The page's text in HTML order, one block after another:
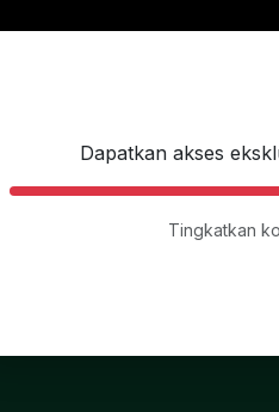
Dapatkan akses
Tingkatkan